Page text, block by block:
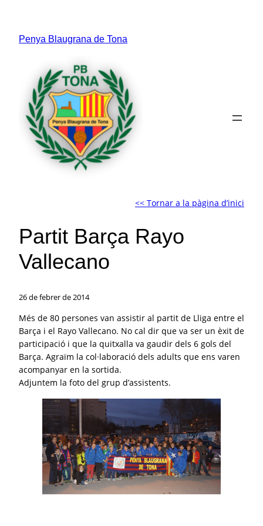
contingut
Penya Blaugrana de Tona
<< Tornar a la pàgina d’inici
Partit Barça Rayo
Vallecano
26 de febrer de 2014
Més de 80 persones van assistir al partit de Lliga entre el
Barça i el Rayo Vallecano. No cal dir que va ser un èxit de
participació i que la quitxalla va gaudir dels 6 gols del
Barça. Agraïm la col·laboració dels adults que ens varen
acompanyar en la sortida.
Adjuntem la foto del grup d’assistents.